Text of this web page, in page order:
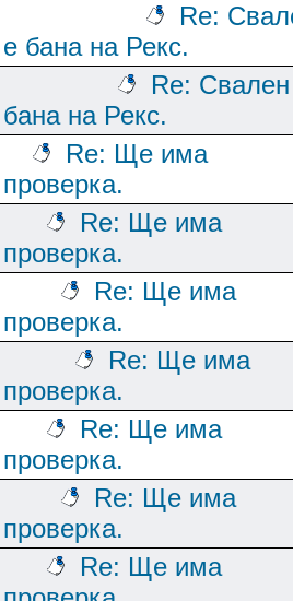
Re:
е бана на Рекс.
Re:
бана на Рекс.
Re: Ще има
проверка.
Re: Ще има
проверка.
Re: Ще има
проверка.
Re: Ще има
проверка.
Re: Ще има
проверка.
Re: Ще има
проверка.
Re: Ще има